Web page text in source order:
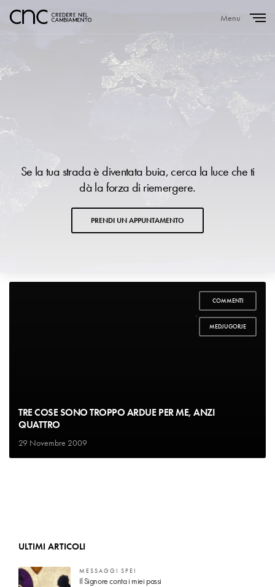
Menu
Se la tua strada è diventata buia, cerca la luce che ti
dà la forza di riemergere.
PRENDI UN APPUNTAMENTO
COMMENTI
,
MEDJUGORJE
TRE COSE SONO TROPPO ARDUE PER ME, ANZI
QUATTRO
29 Novembre 2009
ULTIMI ARTICOLI
MESSAGGI SPEI
Il Signore conta i miei passi